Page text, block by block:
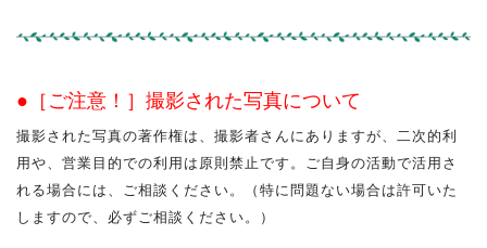
●［ご注意！］撮影された写真について
撮影された写真の著作権は、撮影者さんにありますが、二次的利
用や、営業目的での利用は原則禁止です。ご自身の活動で活用さ
れる場合には、ご相談ください。（特に問題ない場合は許可いた
しますので、必ずご相談ください。）